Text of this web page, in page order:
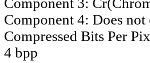
Component 4: Does not
Compressed Bits Per
4 bpp